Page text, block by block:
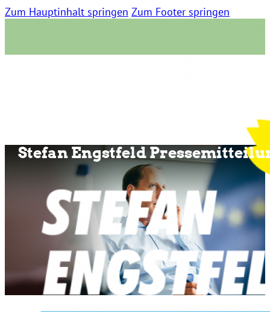
Zum Hauptinhalt springen Zum Footer springen
Stefan Engstfeld